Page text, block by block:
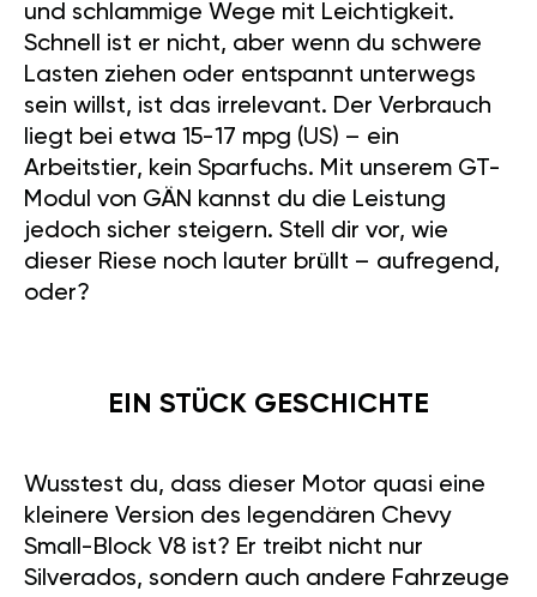
und schlammige Wege mit Leichtigkeit.
Schnell ist er nicht, aber wenn du schwere
Lasten ziehen oder entspannt unterwegs
sein willst, ist das irrelevant. Der Verbrauch
liegt bei etwa 15-17 mpg (US) – ein
Arbeitstier, kein Sparfuchs. Mit unserem GT-
Modul von GÄN kannst du die Leistung
jedoch sicher steigern. Stell dir vor, wie
dieser Riese noch lauter brüllt – aufregend,
oder?
EIN STÜCK GESCHICHTE
Wusstest du, dass dieser Motor quasi eine
kleinere Version des legendären Chevy
Small-Block V8 ist? Er treibt nicht nur
Silverados, sondern auch andere Fahrzeuge